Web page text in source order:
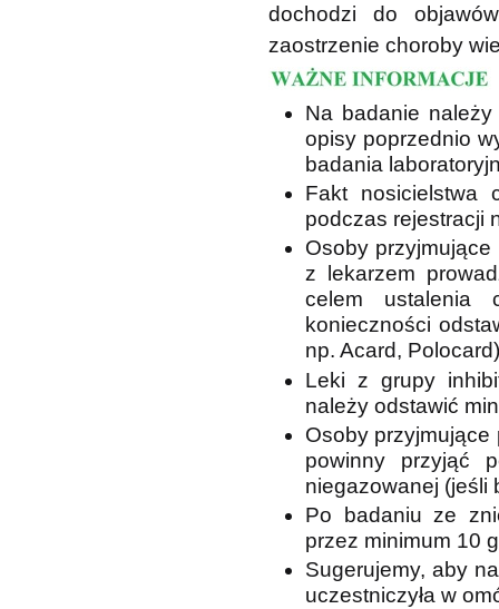
dochodzi do
zaostrzenie choroby
Na badanie należy
opisy poprzednio
badania
Fakt nosicielstwa
podczas rejestracji
Osoby
z lekarzem
celem ustalenia
konieczności
np. Acard,
Leki z grupy
należy odstawić
Osoby
powinny przyjąć
niegazowanej (jeśli
Po badaniu ze
przez minimum 10
Sugerujemy, aby
uczestniczyła w